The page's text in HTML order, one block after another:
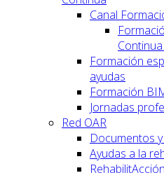
Canal
Formación
ayudas
Formación
Jornadas
Red OAR
Documentos
Ayudas a la